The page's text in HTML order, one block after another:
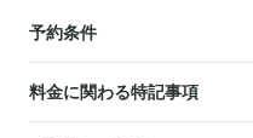
予約条件
料金に関わる特記事項